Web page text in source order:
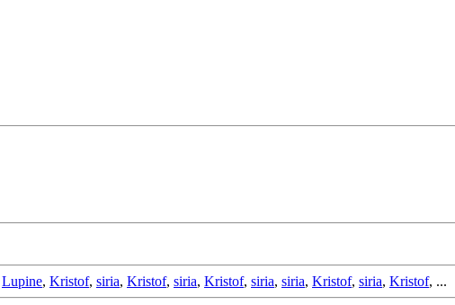
Lupine, Kristof, siria, Kristof, siria, Kristof, siria, siria, Kristof, siria, Kristof, ...